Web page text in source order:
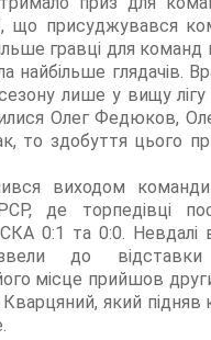
що присуджувався
гравці для
найбільше глядачів.
лише у вищу лігу
Олег Федюков,
то здобуття цього
виходом
де торпедівці
0:1 та 0:0. Невдалі
до
місце прийшов
Кварцяний, який підняв